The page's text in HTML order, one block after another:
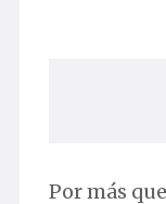
Por más